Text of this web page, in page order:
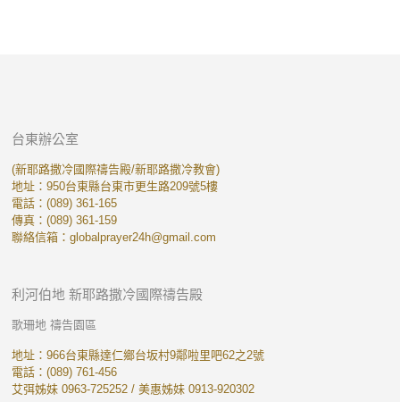
台東辦公室
(新耶路撒冷國際禱告殿/新耶路撒冷教會)
地址：950台東縣台東市更生路209號5樓
電話：(089) 361-165
傳真：(089) 361-159
聯絡信箱： globalprayer24h@gmail.com
利河伯地 新耶路撒冷國際禱告殿
歌珊地 禱告園區
地址：966台東縣達仁鄉台坂村9鄰啦里吧62之2號
電話：(089) 761-456
艾弭姊妹 0963-725252 / 美惠姊妹 0913-920302